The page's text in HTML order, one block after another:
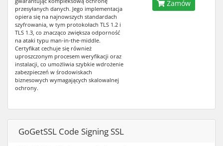
przesyłanych danych. Jego implementacja
opiera się na najnowszych standardach
szyfrowania, w tym protokołach TLS 1.2 i
TLS 1.3, co znacząco zwiększa odporność
na ataki typu man-in-the-middle.
Certyfikat cechuje się również
uproszczonym procesem weryfikacji oraz
instalacji, co umożliwia szybkie wdrożenie
zabezpieczeń w środowiskach
biznesowych wymagających skalowalnej
ochrony.
Zamów
GoGetSSL Code Signing SSL